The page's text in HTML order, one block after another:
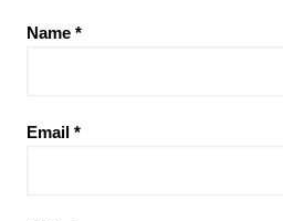
Name *
Email *